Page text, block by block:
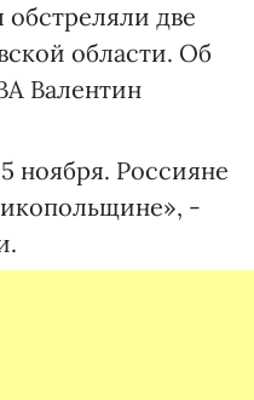
две
области. Об
Валентин
ноября. Россияне
-